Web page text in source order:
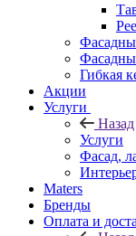
Гибкая
Акции
Услуги
Назад
Услуги
Фасад,
Maters
Бренды
Оплата и